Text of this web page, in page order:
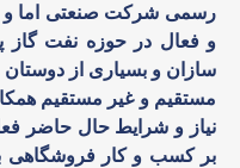
رسمی شرکت صنعتی اما و
و فعال در حوزه نفت گاز
سازان و بسیاری از
مستقیم و غیر مستقیم
نیاز و شرایط حال حاضر
بر کسب و کار فروشگاهی